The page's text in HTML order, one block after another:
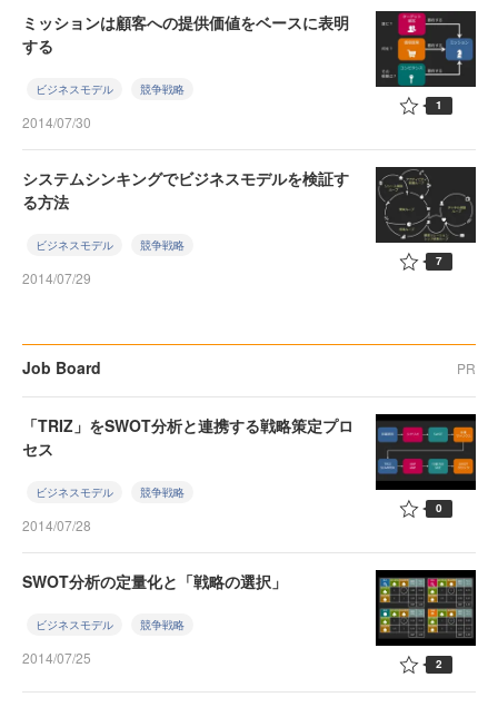
ミッションは顧客への提供価値をベースに表明
する
ビジネスモデル 競争戦略
2014/07/30
1
システムシンキングでビジネスモデルを検証す
る方法
ビジネスモデル 競争戦略
2014/07/29
7
Job Board PR
「TRIZ」をSWOT分析と連携する戦略策定プロ
セス
ビジネスモデル 競争戦略
2014/07/28
0
SWOT分析の定量化と「戦略の選択」
ビジネスモデル 競争戦略
2014/07/25 2